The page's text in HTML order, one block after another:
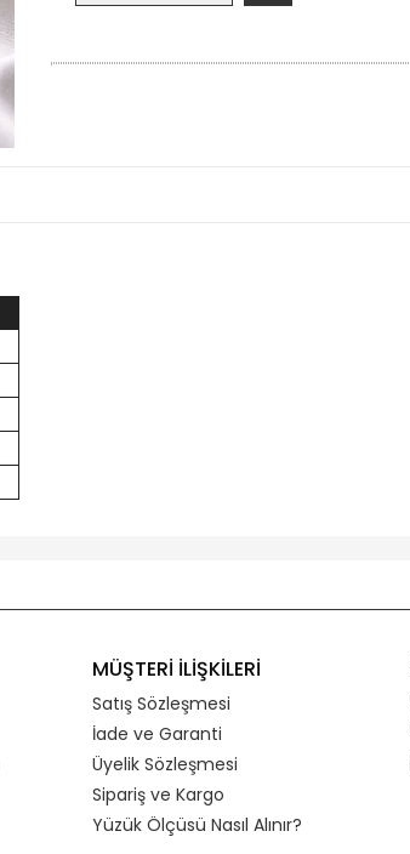
MÜŞTERİ İLİŞKİLERİ
Satış Sözleşmesi
İade ve Garanti
Üyelik Sözleşmesi
Sipariş ve Kargo
Yüzük Ölçüsü Nasıl Alınır?